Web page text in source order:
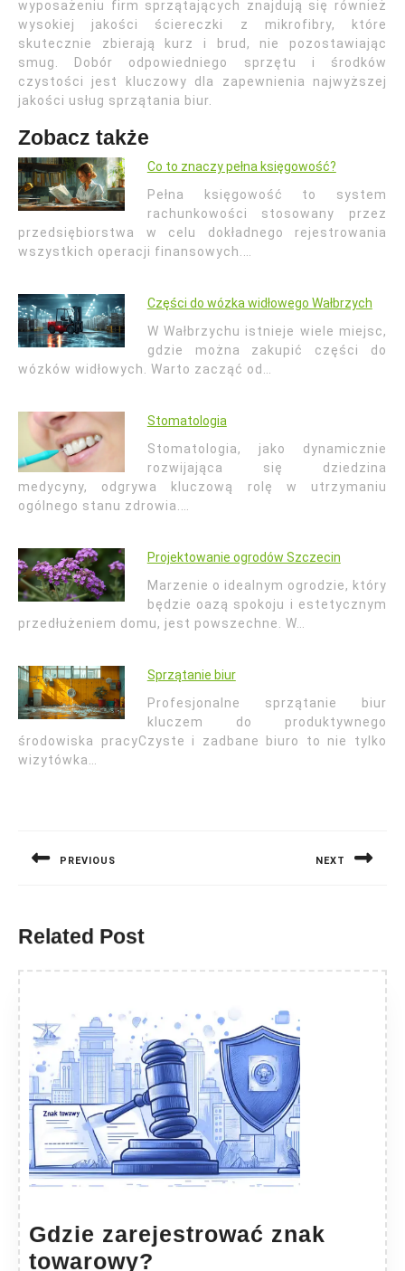
wyposażeniu firm sprzątających znajdują się również
wysokiej jakości ściereczki z mikrofibry, które
skutecznie zbierają kurz i brud, nie pozostawiając
smug. Dobór odpowiedniego sprzętu i środków
czystości jest kluczowy dla zapewnienia najwyższej
jakości usług sprzątania biur.
Zobacz także
Co to znaczy pełna księgowość?
Pełna księgowość to system
rachunkowości stosowany przez
przedsiębiorstwa w celu dokładnego rejestrowania
wszystkich operacji finansowych.…
Części do wózka widłowego Wałbrzych
W Wałbrzychu istnieje wiele miejsc,
gdzie można zakupić części do
wózków widłowych. Warto zacząć od…
Stomatologia
Stomatologia, jako dynamicznie
rozwijająca się dziedzina
medycyny, odgrywa kluczową rolę w utrzymaniu
ogólnego stanu zdrowia.…
Projektowanie ogrodów Szczecin
Marzenie o idealnym ogrodzie, który
będzie oazą spokoju i estetycznym
przedłużeniem domu, jest powszechne. W…
Sprzątanie biur
Profesjonalne sprzątanie biur
kluczem do produktywnego
środowiska pracyCzyste i zadbane biuro to nie tylko
wizytówka…
PREVIOUS NEXT
Related Post
Gdzie zarejestrować znak
towarowy?